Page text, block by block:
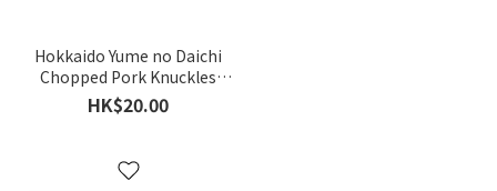
Hokkaido Yume no Daichi
Chopped Pork Knuckles
(Approx.650g) **BUY 10 GET
1 FREE**
HK$20.00